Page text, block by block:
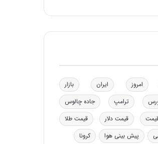
امروز ایران
بازار
ترامپ
جاده چالوس
قیمت دلار
قیمت طلا
پیش بینی هوا کرونا